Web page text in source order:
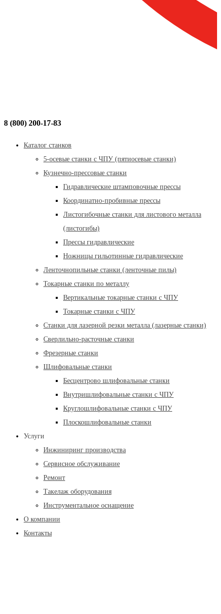
8 (800) 200-17-83
Каталог станков
5-осевые станки с ЧПУ (пятиосевые станки)
Кузнечно-прессовые станки
Гидравлические штамповочные прессы
Координатно-пробивные прессы
Листогибочные станки для листового металла
(листогибы)
Прессы гидравлические
Ножницы гильотинные гидравлические
Ленточнопильные станки (ленточные пилы)
Токарные станки по металлу
Вертикальные токарные станки с ЧПУ
Токарные станки с ЧПУ
Станки для лазерной резки металла (лазерные станки)
Сверлильно-расточные станки
Фрезерные станки
Шлифовальные станки
Бесцентрово шлифовальные станки
Внутришлифовальные станки с ЧПУ
Круглошлифовальные станки с ЧПУ
Плоскошлифовальные станки
Услуги
Инжиниринг производства
Сервисное обслуживание
Ремонт
Такелаж оборудования
Инструментальное оснащение
О компании
Контакты